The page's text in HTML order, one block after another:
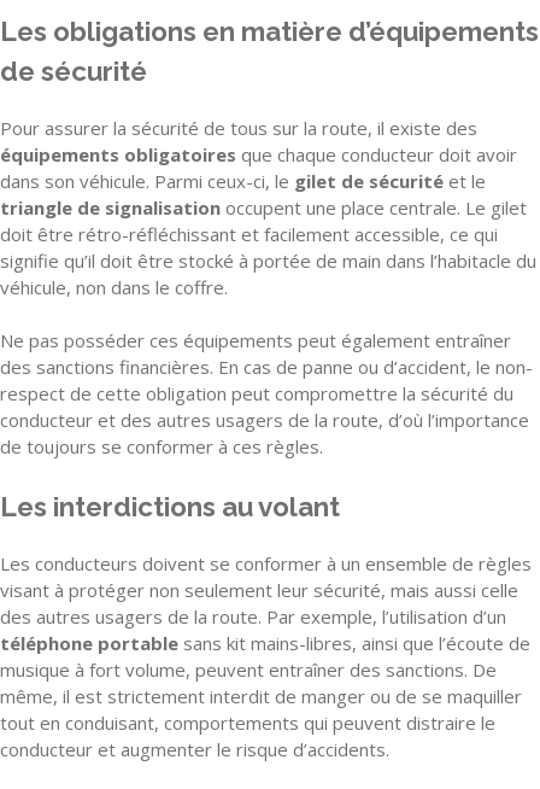
Les obligations en matière d’équipements
de sécurité
Pour assurer la sécurité de tous sur la route, il existe des
équipements obligatoires que chaque conducteur doit avoir
dans son véhicule. Parmi ceux-ci, le gilet de sécurité et le
triangle de signalisation occupent une place centrale. Le gilet
doit être rétro-réfléchissant et facilement accessible, ce qui
signifie qu’il doit être stocké à portée de main dans l’habitacle du
véhicule, non dans le coffre.
Ne pas posséder ces équipements peut également entraîner
des sanctions financières. En cas de panne ou d’accident, le non-
respect de cette obligation peut compromettre la sécurité du
conducteur et des autres usagers de la route, d’où l’importance
de toujours se conformer à ces règles.
Les interdictions au volant
Les conducteurs doivent se conformer à un ensemble de règles
visant à protéger non seulement leur sécurité, mais aussi celle
des autres usagers de la route. Par exemple, l’utilisation d’un
téléphone portable sans kit mains-libres, ainsi que l’écoute de
musique à fort volume, peuvent entraîner des sanctions. De
même, il est strictement interdit de manger ou de se maquiller
tout en conduisant, comportements qui peuvent distraire le
conducteur et augmenter le risque d’accidents.